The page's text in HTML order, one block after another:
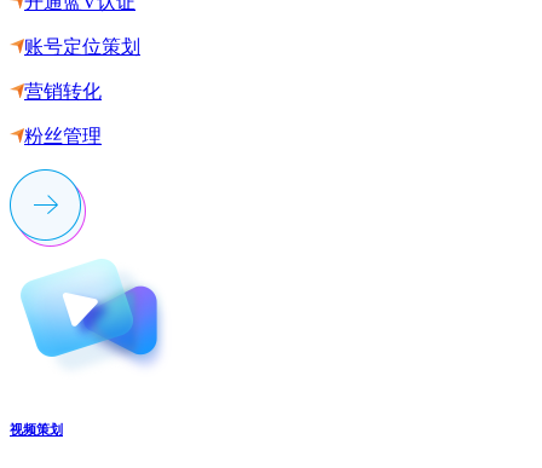
账号定位策划
营销转化
粉丝管理
视频策划